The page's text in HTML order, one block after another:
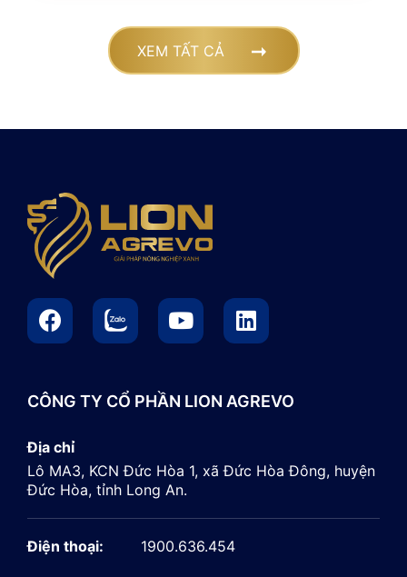
XEM TẤT CẢ
CÔNG TY CỔ PHẦN LION AGREVO
Địa chỉ
Lô MA3, KCN Đức Hòa 1, xã Đức Hòa Đông, huyện
Đức Hòa, tỉnh Long An.
Điện thoại: 1900.636.454